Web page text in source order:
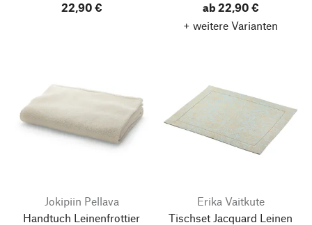
22,90 €
ab 22,90 €
+ weitere Varianten
Jokipiin Pellava
Handtuch Leinenfrottier
Erika Vaitkute
Tischset Jacquard Leinen